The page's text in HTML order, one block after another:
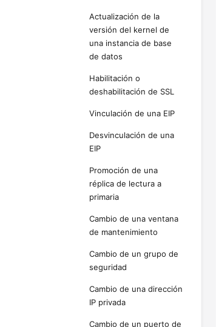
Actualización de la
versión del kernel de
una instancia de base
de datos
Habilitación o
deshabilitación de SSL
Vinculación de una EIP
Desvinculación de una
EIP
Promoción de una
réplica de lectura a
primaria
Cambio de una ventana
de mantenimiento
Cambio de un grupo de
seguridad
Cambio de una dirección
IP privada
Cambio de un puerto de